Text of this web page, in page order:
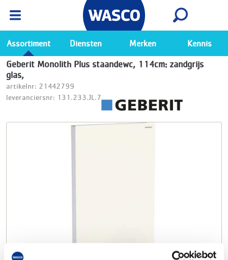
Ga naar de Wasco app
Bekijk
Assortiment Diensten Merken Kennis
Geberit Monolith Plus staandewc, 114cm: zandgrijs
glas,
artikelnr: 21442799
leveranciersnr: 131.233.JL.7